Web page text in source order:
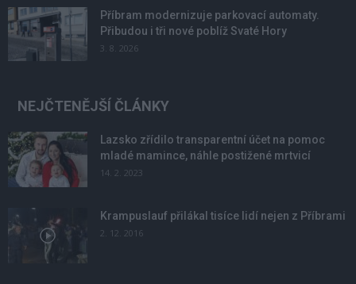
Příbram modernizuje parkovací automaty.
Přibudou i tři nové poblíž Svaté Hory
3. 8. 2026
NEJČTENĚJŠÍ ČLÁNKY
Lazsko zřídilo transparentní účet na pomoc
mladé mamince, náhle postižené mrtvicí
14. 2. 2023
Krampuslauf přilákal tisíce lidí nejen z Příbrami
2. 12. 2016